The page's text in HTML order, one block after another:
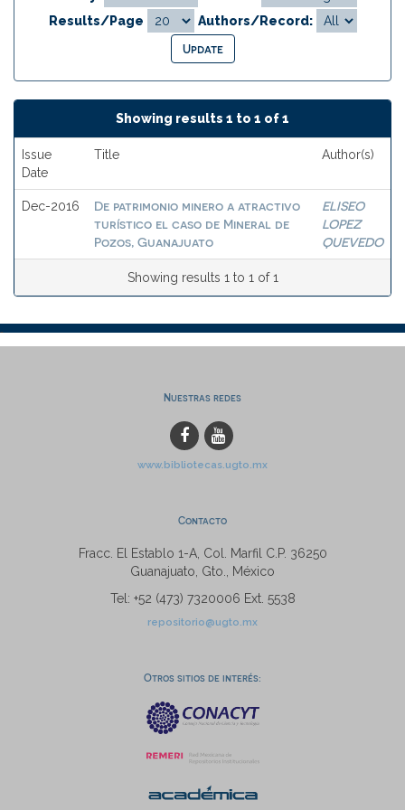
Results/Page
Authors/Record:
Showing results 1 to 1 of 1
Issue
Date
Title Author(s)
Dec-2016
De patrimonio minero a atractivo
turístico el caso de Mineral de
Pozos, Guanajuato
ELISEO
LOPEZ
QUEVEDO
Showing results 1 to 1 of 1
Nuestras redes
www.bibliotecas.ugto.mx
Contacto
Fracc. El Establo 1-A, Col. Marfil C.P. 36250
Guanajuato, Gto., México
Tel: +52 (473) 7320006 Ext. 5538
repositorio@ugto.mx
Otros sitios de interés: